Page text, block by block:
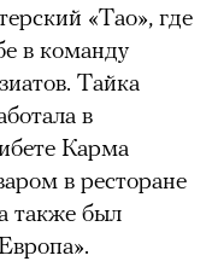
«Тао», где
в команду
Тайка
в
Карма
в ресторане
также был